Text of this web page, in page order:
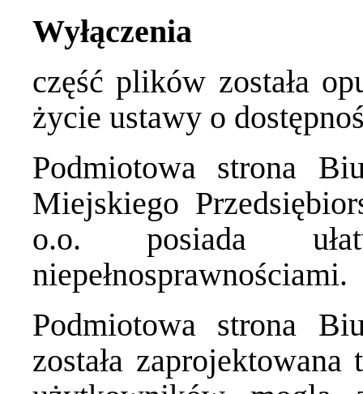
Wyłączenia
część plików została
życie ustawy o
Podmiotowa strona
Miejskiego
o.o. posiada
niepełnosprawnościami.
Podmiotowa strona
została